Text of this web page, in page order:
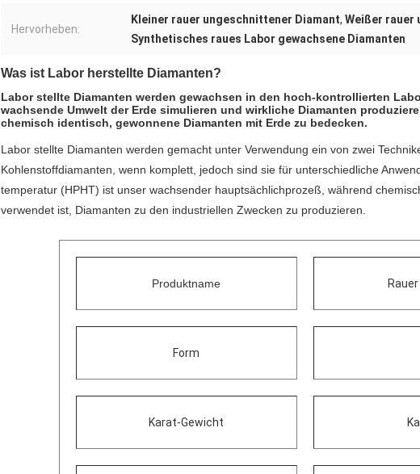
Hervorheben:
Kleiner rauer ungeschnittener Diamant, Weißer rauer
Synthetisches raues Labor gewachsene Diamanten
Was ist Labor herstellte Diamanten?
Labor stellte Diamanten werden gewachsen in den hoch-kontrollierten
wachsende Umwelt der Erde simulieren und wirkliche Diamanten
chemisch identisch, gewonnene Diamanten mit Erde zu bedecken.
Labor stellte Diamanten werden gemacht unter Verwendung ein von zwei
Kohlenstoffdiamanten, wenn komplett, jedoch sind sie für unterschiedliche
temperatur (HPHT) ist unser wachsender hauptsächlichprozeß, während
verwendet ist, Diamanten zu den industriellen Zwecken zu produzieren.
Produktname
Form
Karat-Gewicht